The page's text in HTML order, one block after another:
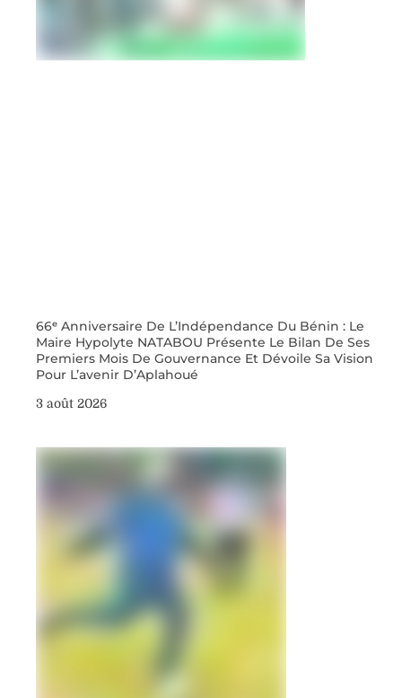
66ᵉ Anniversaire De L’Indépendance Du Bénin : Le
Maire Hypolyte NATABOU Présente Le Bilan De Ses
Premiers Mois De Gouvernance Et Dévoile Sa Vision
Pour L’avenir D’Aplahoué
3 août 2026